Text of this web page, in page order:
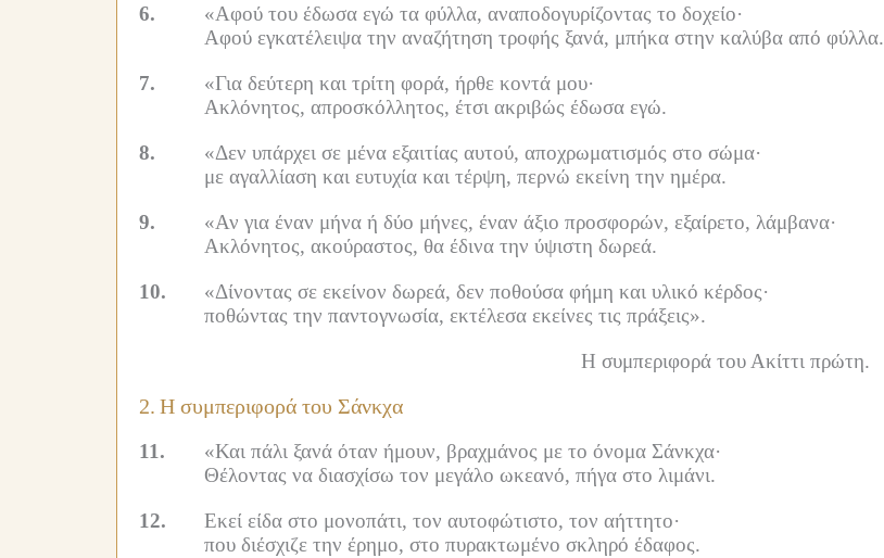
6.
«Αφού του έδωσα εγώ τα φύλλα, αναποδογυρίζοντας το δοχείο·
Αφού εγκατέλειψα την αναζήτηση τροφής ξανά, μπήκα στην καλύβα από φύλλα.
7.
«Για δεύτερη και τρίτη φορά, ήρθε κοντά μου·
Ακλόνητος, απροσκόλλητος, έτσι ακριβώς έδωσα εγώ.
8.
«Δεν υπάρχει σε μένα εξαιτίας αυτού, αποχρωματισμός στο σώμα·
με αγαλλίαση και ευτυχία και τέρψη, περνώ εκείνη την ημέρα.
9.
«Αν για έναν μήνα ή δύο μήνες, έναν άξιο προσφορών, εξαίρετο, λάμβανα·
Ακλόνητος, ακούραστος, θα έδινα την ύψιστη δωρεά.
10.
«Δίνοντας σε εκείνον δωρεά, δεν ποθούσα φήμη και υλικό κέρδος·
ποθώντας την παντογνωσία, εκτέλεσα εκείνες τις πράξεις».
Η συμπεριφορά του Ακίττι πρώτη.
2. Η συμπεριφορά του Σάνκχα
11.
«Και πάλι ξανά όταν ήμουν, βραχμάνος με το όνομα Σάνκχα·
Θέλοντας να διασχίσω τον μεγάλο ωκεανό, πήγα στο λιμάνι.
12.
Εκεί είδα στο μονοπάτι, τον αυτοφώτιστο, τον αήττητο·
που διέσχιζε την έρημο, στο πυρακτωμένο σκληρό έδαφος.